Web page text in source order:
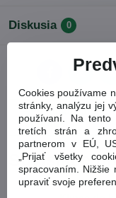
Diskusia 0
Predchádzajúci
produkt
Súvisiace
Cookies používame
stránky, analýzu jej
používaní. Na
tretích strán a
partnerom v EÚ,
„Prijať všetky
spracovaním. Nižšie
upraviť svoje